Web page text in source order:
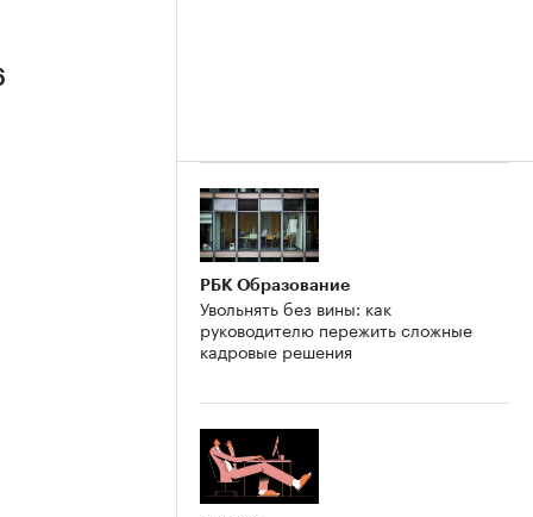
РБК Образование
Увольнять без вины: как
руководителю пережить сложные
кадровые решения